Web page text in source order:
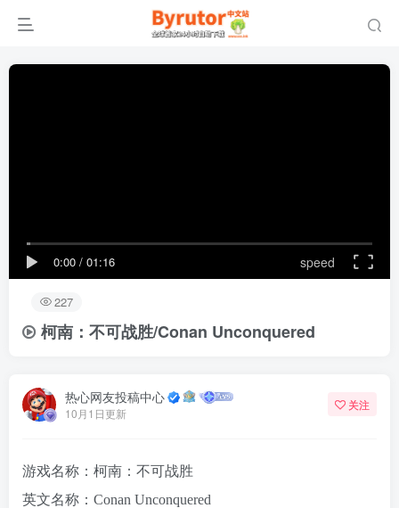
0:00 / 01:16 speed
227
柯南：不可战胜/Conan Unconquered
热心网友投稿中心
10月1日更新
关注
游戏名称：柯南：不可战胜
英文名称：Conan Unconquered